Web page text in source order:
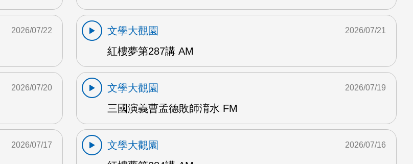
2026/07/22
文學大觀園
紅樓夢第287講 AM
2026/07/21
2026/07/20
文學大觀園
三國演義曹孟德敗師淯水 FM
2026/07/19
2026/07/17
文學大觀園
2026/07/16